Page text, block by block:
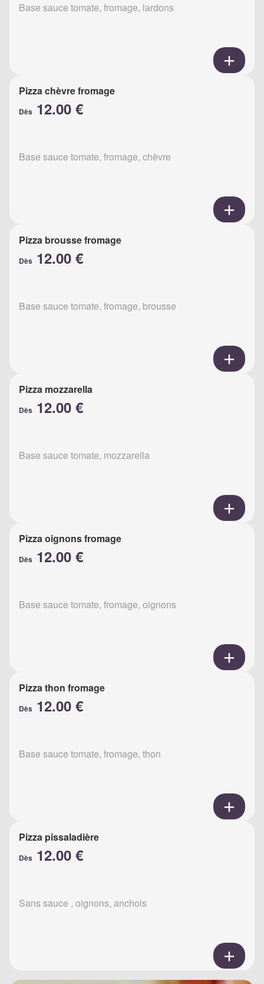
Base sauce tomate, fromage, lardons
Pizza chèvre fromage
Dès 12.00 €
Base sauce tomate, fromage, chèvre
Pizza brousse fromage
Dès 12.00 €
Base sauce tomate, fromage, brousse
Pizza mozzarella
Dès 12.00 €
Base sauce tomate, mozzarella
Pizza oignons fromage
Dès 12.00 €
Base sauce tomate, fromage, oignons
Pizza thon fromage
Dès 12.00 €
Base sauce tomate, fromage, thon
Pizza pissaladière
Dès 12.00 €
Sans sauce , oignons, anchois